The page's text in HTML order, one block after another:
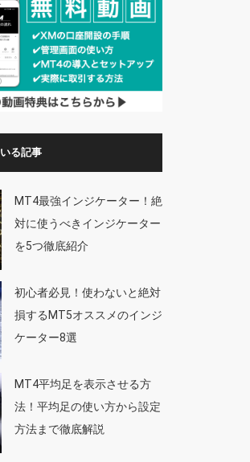
る記事
MT4最強インジケーター！絶
対に使うべきインジケーター
を5つ徹底紹介
初心者必見！使わないと絶対
損するMT5オススメのインジ
ケーター8選
MT4平均足を表示させる方
法！平均足の使い方から設定
方法まで徹底解説